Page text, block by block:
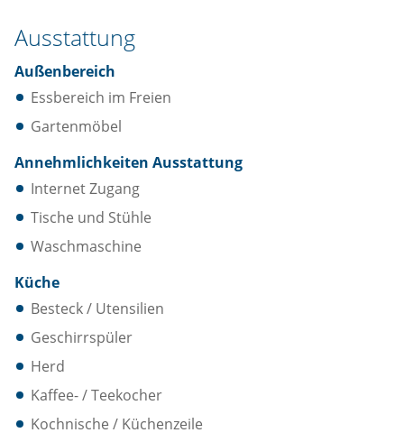
Ausstattung
Außenbereich
Essbereich im Freien
Gartenmöbel
Annehmlichkeiten Ausstattung
Internet Zugang
Tische und Stühle
Waschmaschine
Küche
Besteck / Utensilien
Geschirrspüler
Herd
Kaffee- / Teekocher
Kochnische / Küchenzeile